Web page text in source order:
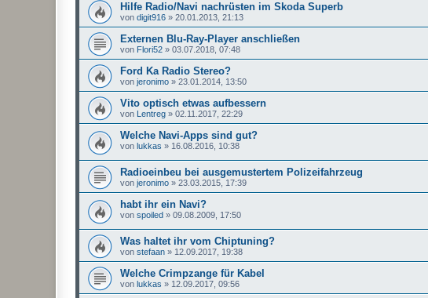
Hilfe Radio/Navi nachrüsten im Skoda Superb
von digit916 » 20.01.2013, 21:13
Externen Blu-Ray-Player anschließen
von Flori52 » 03.07.2018, 07:48
Ford Ka Radio Stereo?
von jeronimo » 23.01.2014, 13:50
Vito optisch etwas aufbessern
von Lentreg » 02.11.2017, 22:29
Welche Navi-Apps sind gut?
von lukkas » 16.08.2016, 10:38
Radioeinbeu bei ausgemustertem Polizeifahrzeug
von jeronimo » 23.03.2015, 17:39
habt ihr ein Navi?
von spoiled » 09.08.2009, 17:50
Was haltet ihr vom Chiptuning?
von stefaan » 12.09.2017, 19:38
Welche Crimpzange für Kabel
von lukkas » 12.09.2017, 09:56